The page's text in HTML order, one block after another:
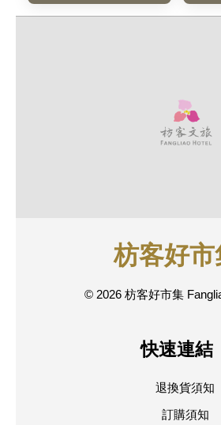
枋客好市
© 2026 枋客好市集
快速連結
退換貨須知
訂購須知